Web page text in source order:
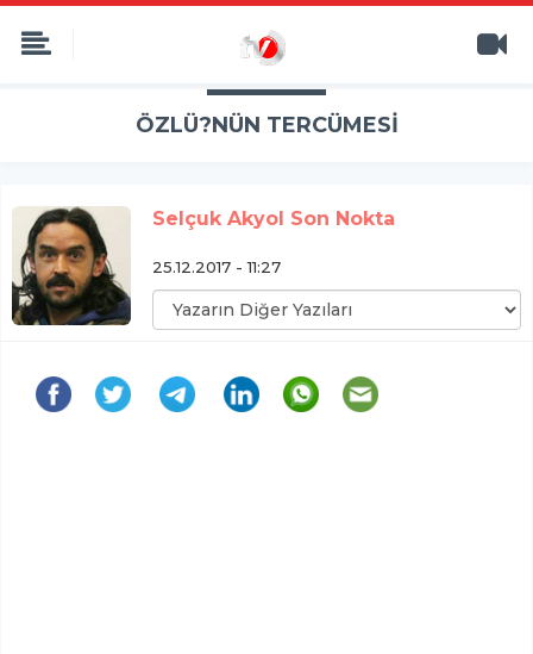
ÖZLÜ?NÜN TERCÜMESİ
Selçuk Akyol Son Nokta
25.12.2017 - 11:27